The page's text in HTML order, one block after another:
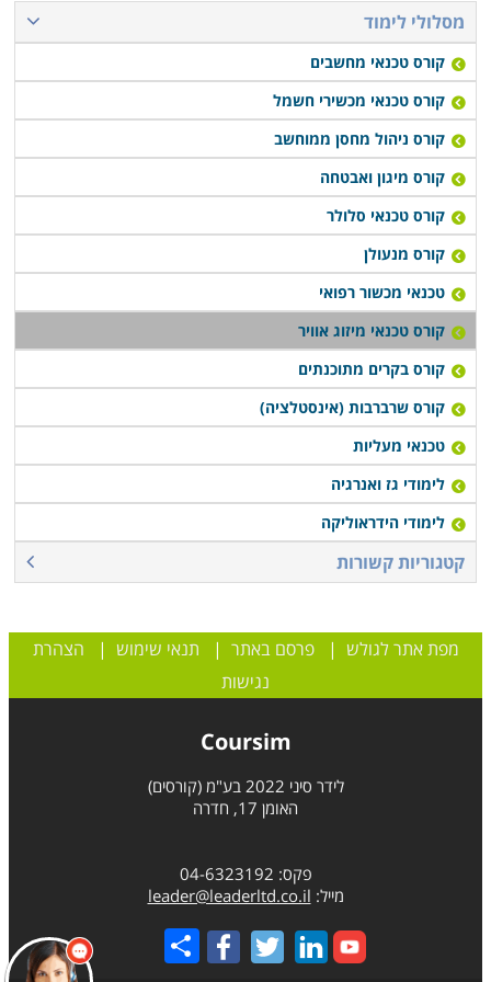
מבוקש ולסלול לעצמם קריירה רווחית ובתנאי העסקה טובים
יותר. חלק מהמכללות מעניקות שירותי השמה לבוגרים, ובכך
מקלות עליהם בצעדיהם הראשונים בשוק העבודה.
לימודי קורס טכנאי מיזוג אוויר מתקיימים במוסדות לימוד
רבים ברחבי הארץ: חיפה, תל אביב, רמת גן, פתח תקווה,
כפר סבא ועוד במספר מקומות רבים ברחבים הארץ.
במרבית המקומות מדובר בלימודי ערב או בוקר במסלול
גמיש, כך שאפשר יהיה לעבור את הקורס במקביל להמשך
העבודה הקיימת.
מסלולי לימוד
קורס טכנאי מחשבים
קורס טכנאי מכשירי חשמל
קורס ניהול מחסן ממוחשב
קורס מיגון ואבטחה
קורס טכנאי סלולר
קורס מנעולן
טכנאי מכשור רפואי
קורס טכנאי מיזוג אוויר
קורס בקרים מתוכנתים
קורס שרברבות (אינסטלציה)
טכנאי מעליות
לימודי גז ואנרגיה
לימודי הידראוליקה
קטגוריות קשורות
מפת אתר לגולש |פרסם באתר | תנאי שימוש | הצהרת
נגישות
Coursim
לידר סיני 2022 בע"מ (קורסים)
האומן 17, חדרה
פקס: 04-6323192
מייל: leader@leaderltd.co.il
Share